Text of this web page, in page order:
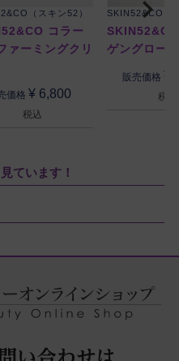
（スキン52）
コラー
ァーミングクリ
価格 ¥ 6,800
税込
SKIN52&CO（
ゲングロー
販売価格 ¥
税込
ています！